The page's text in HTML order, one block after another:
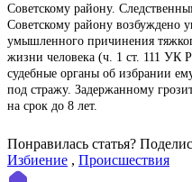
Советскому району.
Советскому району возбуждено
умышленного причинения
жизни человека (ч. 1 ст. 111 УК
судебные органы об избрании
под стражу. Задержанному
на срок до 8 лет.
Понравилась статья?
Избиение , Происшествия